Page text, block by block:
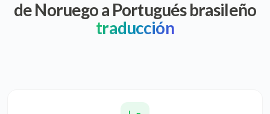
de Noruego a Portugués brasileño
traducción